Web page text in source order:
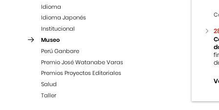
Idioma
Idioma Japonés
Institucional
Museo
Perú Ganbare
Premio José Watanabe Varas
Premios Proyectos Editoriales
Salud
Taller